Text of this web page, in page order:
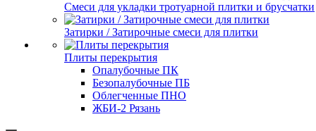
Смеси для укладки тротуарной плитки и брусчатки
Затирки / Затирочные смеси для плитки
Плиты перекрытия
Опалубочные ПК
Безопалубочные ПБ
Облегченные ПНО
ЖБИ-2 Рязань